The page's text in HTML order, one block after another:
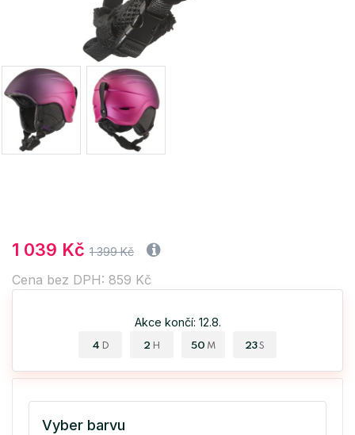
1 039 Kč 1 399 Kč
Cena bez DPH: 859 Kč
Akce končí: 12.8.
4 D 2 H 50 M 23S
Vyber barvu